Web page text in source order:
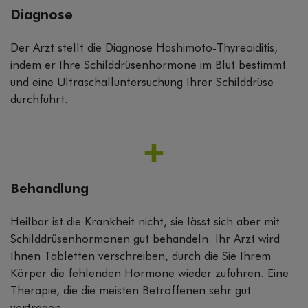
Diagnose
Der Arzt stellt die Diagnose Hashimoto-Thyreoiditis,
indem er Ihre Schilddrüsenhormone im Blut bestimmt
und eine Ultraschalluntersuchung Ihrer Schilddrüse
durchführt.
Behandlung
Heilbar ist die Krankheit nicht, sie lässt sich aber mit
Schilddrüsenhormonen gut behandeln. Ihr Arzt wird
Ihnen Tabletten verschreiben, durch die Sie Ihrem
Körper die fehlenden Hormone wieder zuführen. Eine
Therapie, die die meisten Betroffenen sehr gut